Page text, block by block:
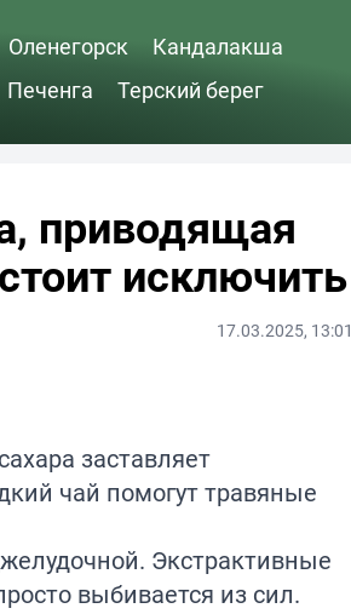
Оленегорск
Кандалакша
Печенга Терский берег
приводящая
исключить
17.03.2025, 13:01
заставляет
чай помогут травяные
Экстрактивные
выбивается из сил.